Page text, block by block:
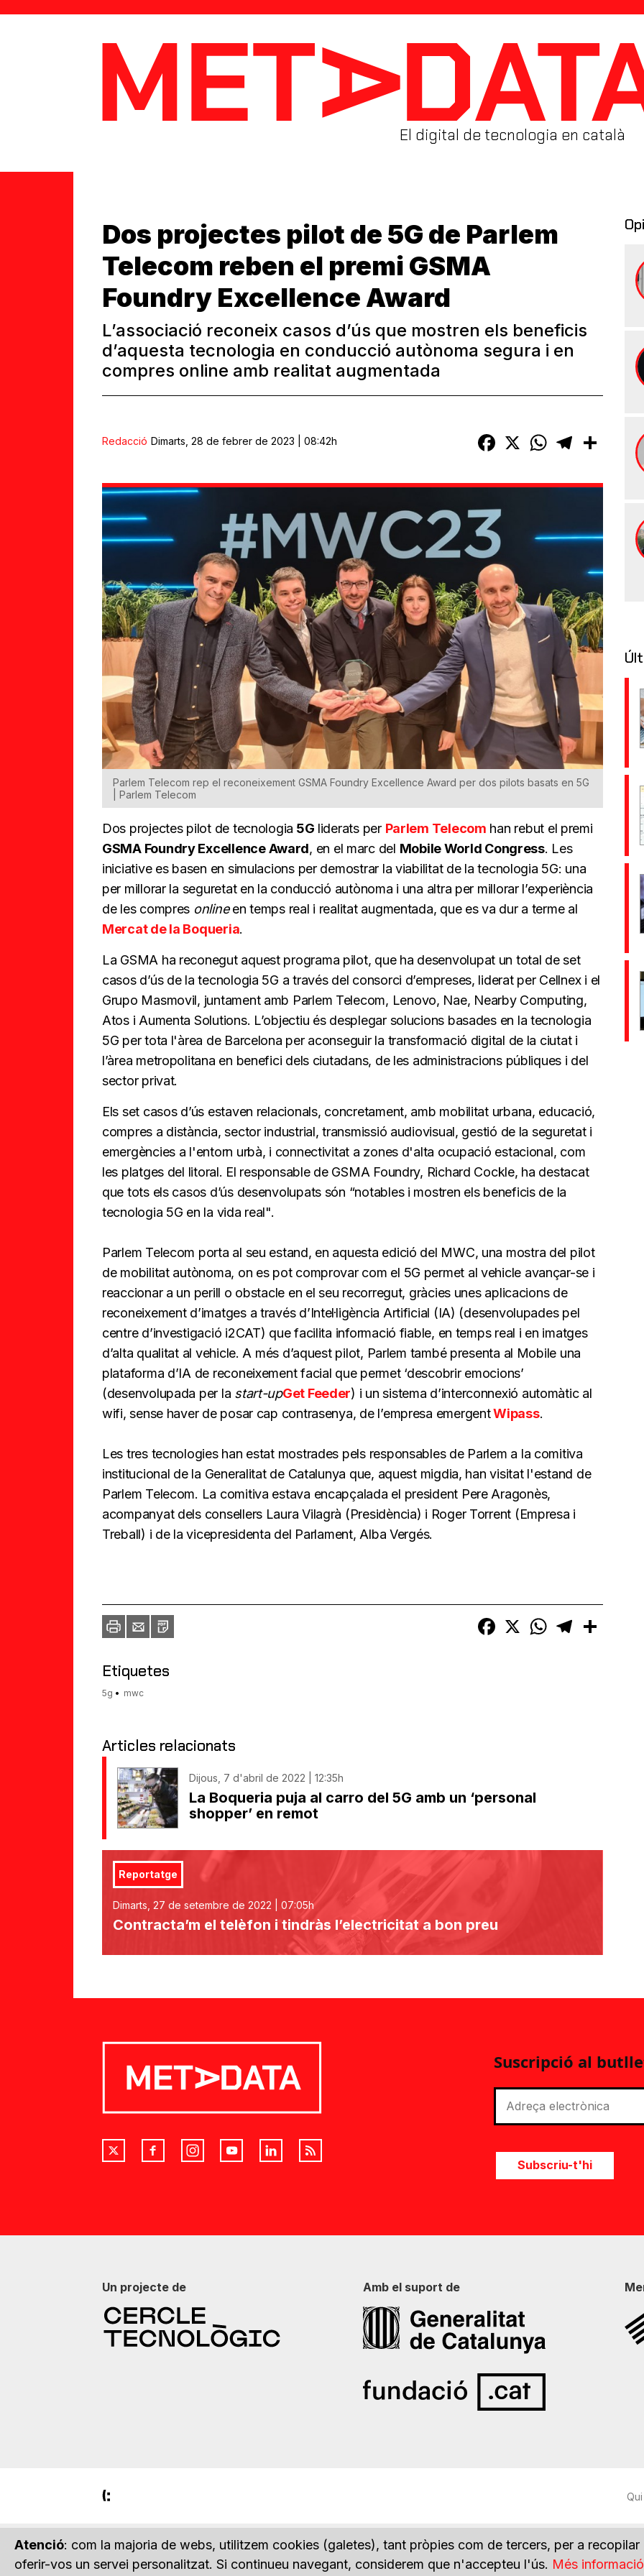
MetaData
El digital de tecnologia en català
Dos projectes pilot de 5G de Parlem
Telecom reben el premi GSMA
Foundry Excellence Award
L’associació reconeix casos d’ús que mostren els beneficis
d’aquesta tecnologia en conducció autònoma segura i en
compres online amb realitat augmentada
Redacció Dimarts, 28 de febrer de 2023 | 08:42h Facebook
X WhatsAppTelegram
Parlem Telecom rep el reconeixement GSMA Foundry Excellence Award per dos pilots basats en 5G
| Parlem Telecom
Dos projectes pilot de tecnologia 5G liderats per Parlem Telecom han rebut el premi
GSMA Foundry Excellence Award, en el marc del Mobile World Congress. Les
iniciative es basen en simulacions per demostrar la viabilitat de la tecnologia 5G: una
per millorar la seguretat en la conducció autònoma i una altra per millorar l’experiència
de les compres onlineen temps real i realitat augmentada, que es va dur a terme al
Mercat de la Boqueria.
La GSMA ha reconegut aquest programa pilot, que ha desenvolupat un total de set
casos d’ús de la tecnologia 5G a través del consorci d’empreses, liderat per Cellnex i el
Grupo Masmovil, juntament amb Parlem Telecom, Lenovo, Nae, Nearby Computing,
Atos i Aumenta Solutions. L’objectiu és desplegar solucions basades en la tecnologia
5G per tota l'àrea de Barcelona per aconseguir la transformació digital de la ciutat i
l’àrea metropolitana en benefici dels ciutadans, de les administracions públiques i del
sector privat.
Els set casos d’ús estaven relacionals, concretament, amb mobilitat urbana, educació,
compres a distància, sector industrial, transmissió audiovisual, gestió de la seguretat i
emergències a l'entorn urbà, i connectivitat a zones d'alta ocupació estacional, com
les platges del litoral. El responsable de GSMA Foundry, Richard Cockle, ha destacat
que tots els casos d’ús desenvolupats són “notables i mostren els beneficis de la
tecnologia 5G en la vida real".
Parlem Telecom porta al seu estand, en aquesta edició del MWC, una mostra del pilot
de mobilitat autònoma, on es pot comprovar com el 5G permet al vehicle avançar-se i
reaccionar a un perill o obstacle en el seu recorregut, gràcies unes aplicacions de
reconeixement d’imatges a través d’Intel·ligència Artificial (IA) (desenvolupades pel
centre d’investigació i2CAT) que facilita informació fiable, en temps real i en imatges
d’alta qualitat al vehicle. A més d’aquest pilot, Parlem també presenta al Mobile una
plataforma d’IA de reconeixement facial que permet ‘descobrir emocions’
(desenvolupada per la start-upGet Feeder) i un sistema d’interconnexió automàtic al
wifi, sense haver de posar cap contrasenya, de l’empresa emergentWipass.
Les tres tecnologies han estat mostrades pels responsables de Parlem a la comitiva
institucional de la Generalitat de Catalunya que, aquest migdia, han visitat l'estand de
Parlem Telecom. La comitiva estava encapçalada el president Pere Aragonès,
acompanyat dels consellers Laura Vilagrà (Presidència) i Roger Torrent (Empresa i
Treball) i de la vicepresidenta del Parlament, Alba Vergés.
ImprimirEnvia
un
PDF Facebook
X WhatsAppTelegram
Etiquetes
5g mwc
Articles relacionats
Dijous, 7 d'abril de 2022 | 12:35h
La Boqueria puja al carro del 5G amb un ‘personal
shopper’ en remot
Reportatge
Dimarts, 27 de setembre de 2022 | 07:05h
Contracta’m el telèfon i tindràs l’electricitat a bon preu
Atenció: com la majoria de webs, utilitzem cookies (galetes), tant pròpies com de tercers, per a
oferir-vos un servei personalitzat. Si continueu navegant, considerem que n'accepteu l'ús. Més informació
Suscripció al
Subscriu-t'hi
Un projecte de Amb el suport de